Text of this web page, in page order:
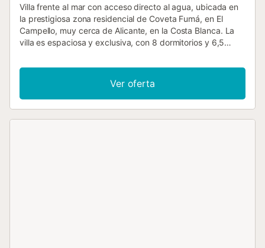
Villa frente al mar con acceso directo al agua, ubicada en
la prestigiosa zona residencial de Coveta Fumá, en El
Campello, muy cerca de Alicante, en la Costa Blanca. La
villa es espaciosa y exclusiva, con 8 dormitorios y 6,5
huéspedes. Bajo petición, se pueden añadir camas
adicionales, permitiendo alojar hasta un máximo de 20
personas por un suplemento disponible para los
huéspedes. La ropa de cama, toallas y toallas de playa
Ver oferta